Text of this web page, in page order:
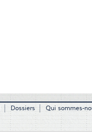
Dossiers
Qui sommes-